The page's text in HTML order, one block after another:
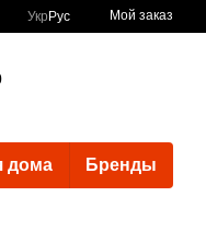
Укр Рус Мой заказ
дома Бренды